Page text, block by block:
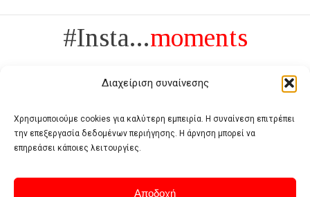
Διαχείριση συναίνεσης
Χρησιμοποιούμε cookies για καλύτερη εμπειρία. Η συναίνεση επιτρέπει
την επεξεργασία δεδομένων περιήγησης. Η άρνηση μπορεί να
επηρεάσει κάποιες λειτουργίες.
Αποδοχή
#Insta...moments
Πολυτέλεια δεν είναι το αντίθετο της ανέχειας, είναι το αντίθετο της